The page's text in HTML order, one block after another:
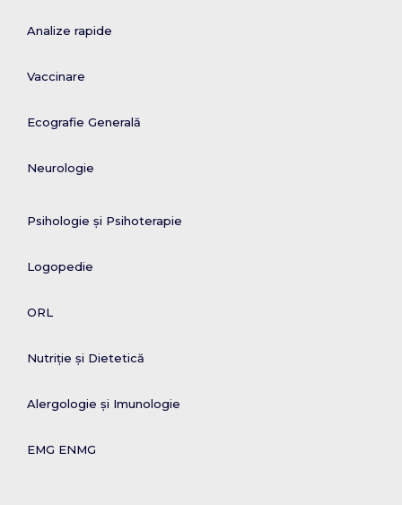
Analize rapide
Vaccinare
Ecografie Generală
Neurologie
Psihologie și Psihoterapie
Logopedie
ORL
Nutriție și Dietetică
Alergologie și Imunologie
EMG ENMG